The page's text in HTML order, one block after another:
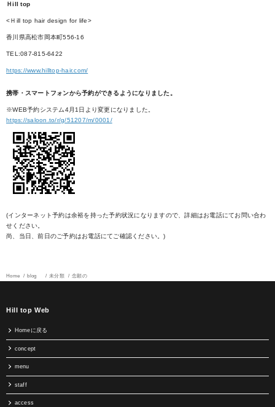
Ｈill top
<Ｈill top hair design for life>
香川県高松市岡本町556-16
TEL:087-815-6422
https://www.hilltop-hair.com/
携帯・スマートフォンから予約ができるようになりました。
※WEB予約システム4月1日より変更になりました。
https://saloon.to/r/g/51207/m/0001/
(インターネット予約は余裕を持った予約状況になりますので、詳細はお電話にてお問い合わ
せください。
尚、当日、前日のご予約はお電話にてご確認ください。)
Home blog 未分類 念願の
Hill top Web
Homeに戻る
concept
menu
staff
access